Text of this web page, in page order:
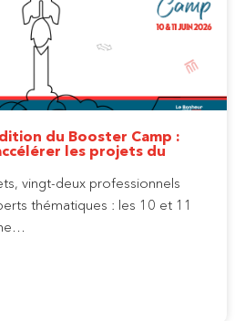
du Booster Camp :
les projets du
vingt-deux professionnels
thématiques : les 10 et 11